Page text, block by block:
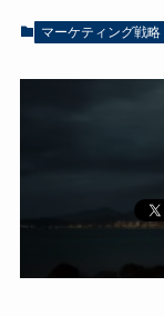
マーケティング戦略